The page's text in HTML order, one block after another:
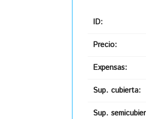
ID:
Precio:
Expensas:
Sup. cubierta:
Sup.